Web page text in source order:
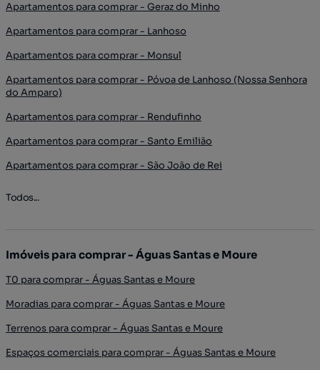
Apartamentos para comprar - Geraz do Minho
Apartamentos para comprar - Lanhoso
Apartamentos para comprar - Monsul
Apartamentos para comprar - Póvoa de Lanhoso (Nossa Senhora
do Amparo)
Apartamentos para comprar - Rendufinho
Apartamentos para comprar - Santo Emilião
Apartamentos para comprar - São João de Rei
Todos...
Imóveis para comprar - Águas Santas e Moure
T0 para comprar - Águas Santas e Moure
Moradias para comprar - Águas Santas e Moure
Terrenos para comprar - Águas Santas e Moure
Espaços comerciais para comprar - Águas Santas e Moure